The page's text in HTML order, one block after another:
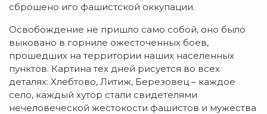
сброшено иго фашистской оккупации.
Освобождение не пришло само собой, оно было
выковано в горниле ожесточенных боев,
прошедших на территории наших населенных
пунктов. Картина тех дней рисуется во всех
деталях: Хлебтово, Литиж, Березовец – каждое
село, каждый хутор стали свидетелями
нечеловеческой жестокости фашистов и мужества